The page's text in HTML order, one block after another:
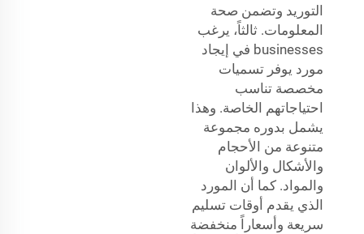
التوريد وتضمن صحة
المعلومات. ثالثاً، يرغب
businesses في إيجاد
مورد يوفر تسميات
مخصصة تناسب
احتياجاتهم الخاصة. وهذا
يشمل بدوره مجموعة
متنوعة من الأحجام
والأشكال والألوان
والمواد. كما أن المورد
الذي يقدم أوقات تسليم
سريعة وأسعاراً منخفضة